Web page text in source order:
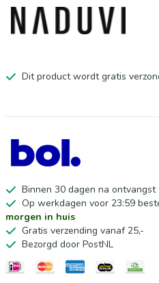
vast te leggen. Dutchbone,
wonen!
Dit product wordt gratis
Binnen 30 dagen na ontvangst
Op werkdagen voor 23:59
morgen in huis
Gratis verzending vanaf 25,-
Bezorgd door PostNL